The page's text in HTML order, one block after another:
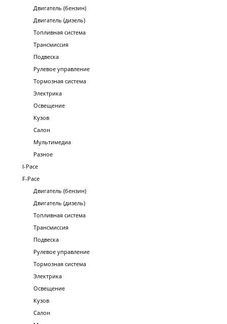
Двигатель (бензин)
Двигатель (дизель)
Топливная система
Трансмиссия
Подвеска
Рулевое управление
Тормозная система
Электрика
Освещение
Кузов
Салон
Мультимедиа
Разное
I-Pace
F-Pace
Двигатель (бензин)
Двигатель (дизель)
Топливная система
Трансмиссия
Подвеска
Рулевое управление
Тормозная система
Электрика
Освещение
Кузов
Салон